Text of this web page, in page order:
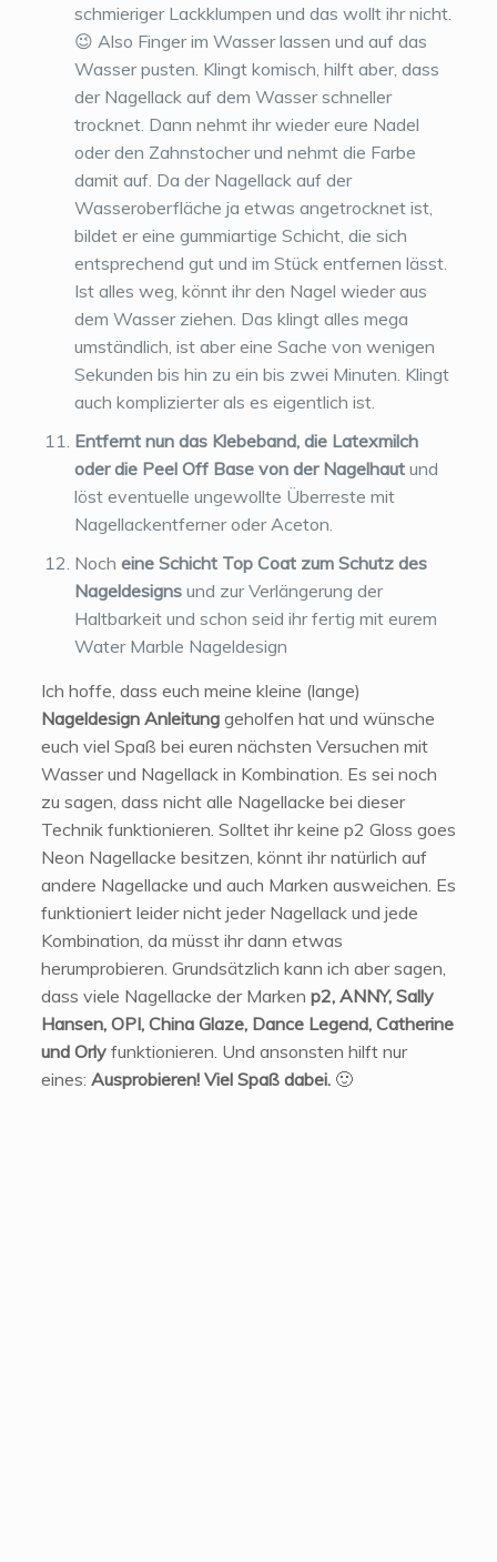
schmieriger Lackklumpen und das wollt ihr nicht.
😉 Also Finger im Wasser lassen und auf das
Wasser pusten. Klingt komisch, hilft aber, dass
der Nagellack auf dem Wasser schneller
trocknet. Dann nehmt ihr wieder eure Nadel
oder den Zahnstocher und nehmt die Farbe
damit auf. Da der Nagellack auf der
Wasseroberfläche ja etwas angetrocknet ist,
bildet er eine gummiartige Schicht, die sich
entsprechend gut und im Stück entfernen lässt.
Ist alles weg, könnt ihr den Nagel wieder aus
dem Wasser ziehen. Das klingt alles mega
umständlich, ist aber eine Sache von wenigen
Sekunden bis hin zu ein bis zwei Minuten. Klingt
auch komplizierter als es eigentlich ist.
Entfernt nun das Klebeband, die Latexmilch
oder die Peel Off Base von der Nagelhautund
löst eventuelle ungewollte Überreste mit
Nagellackentferner oder Aceton.
Noch eine Schicht Top Coat zum Schutz des
Nageldesignsund zur Verlängerung der
Haltbarkeit und schon seid ihr fertig mit eurem
Water Marble Nageldesign
Ich hoffe, dass euch meine kleine (lange)
Nageldesign Anleitunggeholfen hat und wünsche
euch viel Spaß bei euren nächsten Versuchen mit
Wasser und Nagellack in Kombination. Es sei noch
zu sagen, dass nicht alle Nagellacke bei dieser
Technik funktionieren. Solltet ihr keine p2 Gloss goes
Neon Nagellacke besitzen, könnt ihr natürlich auf
andere Nagellacke und auch Marken ausweichen. Es
funktioniert leider nicht jeder Nagellack und jede
Kombination, da müsst ihr dann etwas
herumprobieren. Grundsätzlich kann ich aber sagen,
dass viele Nagellacke der Marken p2, ANNY, Sally
Hansen, OPI, China Glaze, Dance Legend, Catherine
und Orlyfunktionieren. Und ansonsten hilft nur
eines: Ausprobieren! Viel Spaß dabei.🙂